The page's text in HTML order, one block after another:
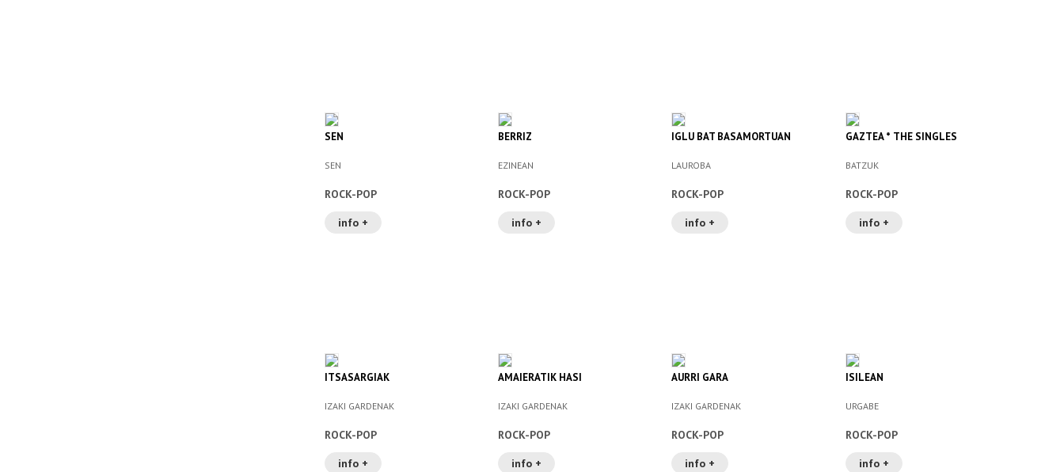
SEN
SEN
ROCK-POP
info +
BERRIZ
EZINEAN
ROCK-POP
info +
IGLU BAT BASAMORTUAN
LAUROBA
ROCK-POP
info +
GAZTEA * THE SINGLES
BATZUK
ROCK-POP
info +
ITSASARGIAK
IZAKI GARDENAK
ROCK-POP
info +
AMAIERATIK HASI
IZAKI GARDENAK
ROCK-POP
info +
AURRI GARA
IZAKI GARDENAK
ROCK-POP
info +
ISILEAN
URGABE
ROCK-POP
info +